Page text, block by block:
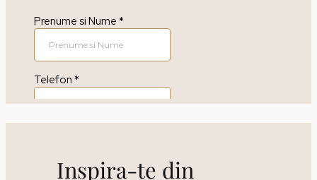
Inspira-te din